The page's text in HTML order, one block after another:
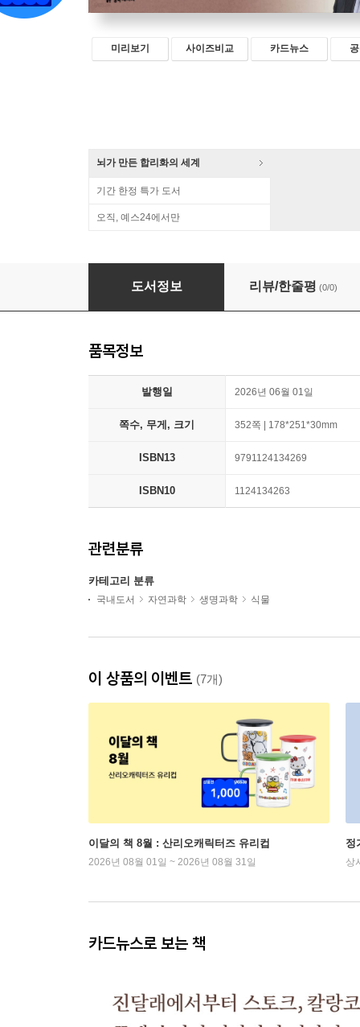
미리보기 사이즈비교 카드뉴스
뇌가 만든 합리화의 세계
기간 한정 특가 도서
오직, 예스24에서만
꽃은 계절을 속이지 않는다
도서정보 리뷰/한줄평 (0/0)
품목정보
발행일 2026년 06월 01일
쪽수, 무게, 크기 352쪽 | 178*251*30mm
ISBN13 9791124134269
ISBN10 1124134263
관련분류
카테고리 분류
국내도서 자연과학 생명과학 식물
이 상품의 이벤트 (7개)
이달의 책 8월 : 산리오캐릭터즈 유리컵
2026년 08월 01일 ~ 2026년 08월 31일
정
상
카드뉴스로 보는 책